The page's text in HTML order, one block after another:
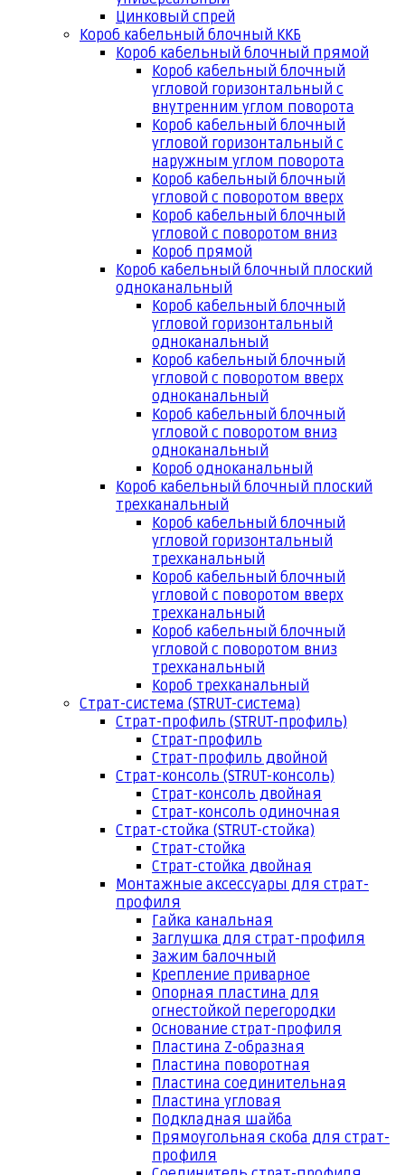
Цинковый спрей
Короб кабельный блочный ККБ
Короб кабельный блочный прямой
Короб кабельный блочный
угловой горизонтальный с
внутренним углом поворота
Короб кабельный блочный
угловой горизонтальный с
наружным углом поворота
Короб кабельный блочный
угловой с поворотом вверх
Короб кабельный блочный
угловой с поворотом вниз
Короб прямой
Короб кабельный блочный плоский
одноканальный
Короб кабельный блочный
угловой горизонтальный
одноканальный
Короб кабельный блочный
угловой с поворотом вверх
одноканальный
Короб кабельный блочный
угловой с поворотом вниз
одноканальный
Короб одноканальный
Короб кабельный блочный плоский
трехканальный
Короб кабельный блочный
угловой горизонтальный
трехканальный
Короб кабельный блочный
угловой с поворотом вверх
трехканальный
Короб кабельный блочный
угловой с поворотом вниз
трехканальный
Короб трехканальный
Страт-система (STRUT-система)
Страт-профиль (STRUT-профиль)
Страт-профиль
Страт-профиль двойной
Страт-консоль (STRUT-консоль)
Страт-консоль двойная
Страт-консоль одиночная
Страт-стойка (STRUT-стойка)
Страт-стойка
Страт-стойка двойная
Монтажные аксессуары для страт-
профиля
Гайка канальная
Заглушка для страт-профиля
Зажим балочный
Крепление приварное
Опорная пластина для
огнестойкой перегородки
Основание страт-профиля
Пластина Z-образная
Пластина поворотная
Пластина соединительная
Пластина угловая
Подкладная шайба
Прямоугольная скоба для страт-
профиля